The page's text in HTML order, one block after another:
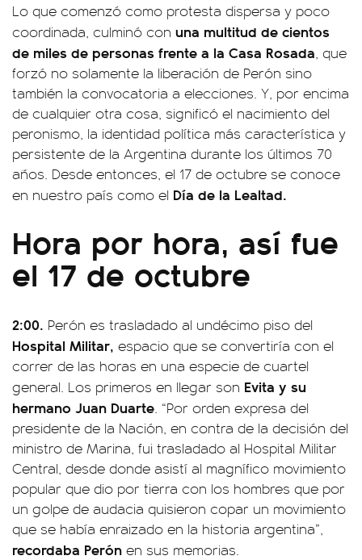
Lo que comenzó como protesta dispersa y poco
coordinada, culminó con una multitud de cientos
de miles de personas frente a la Casa Rosada, que
forzó no solamente la liberación de Perón sino
también la convocatoria a elecciones. Y, por encima
de cualquier otra cosa, significó el nacimiento del
peronismo, la identidad política más característica y
persistente de la Argentina durante los últimos 70
años. Desde entonces, el 17 de octubre se conoce
en nuestro país como el Día de la Lealtad.
Hora por hora, así fue
el 17 de octubre
2:00. Perón es trasladado al undécimo piso del
Hospital Militar, espacio que se convertiría con el
correr de las horas en una especie de cuartel
general. Los primeros en llegar son Evita y su
hermano Juan Duarte. “Por orden expresa del
presidente de la Nación, en contra de la decisión del
ministro de Marina, fui trasladado al Hospital Militar
Central, desde donde asistí al magnífico movimiento
popular que dio por tierra con los hombres que por
un golpe de audacia quisieron copar un movimiento
que se había enraizado en la historia argentina”,
recordaba Perón en sus memorias.